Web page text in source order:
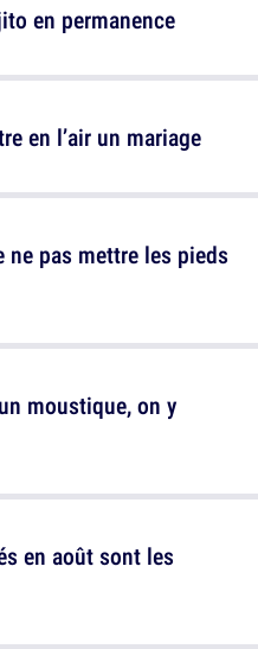
en l’air un mariage
moustique, on y
en permanence
pas mettre les pieds
en août sont les